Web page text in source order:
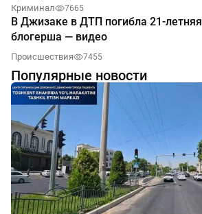
Криминал 7665
В Джизаке в ДТП погибла 21-летняя
блогерша — видео
Происшествия 7455
Популярные новости